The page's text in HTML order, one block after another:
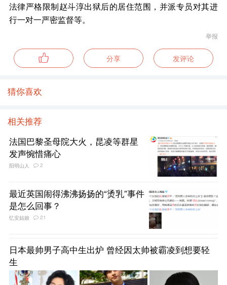
法律严格限制赵斗淳出狱后的居住范围，并派专员对其进
行一对一严密监督等。
举报
分享 发评论
猜你喜欢
相关推荐
法国巴黎圣母院大火，昆凌等群星
发声惋惜痛心
阳明山人 2
最近英国闹得沸沸扬扬的“烫乳”事件
是怎么回事？
忆安姑娘 21
日本最帅男子高中生出炉 曾经因太帅被霸凌到想要轻
生